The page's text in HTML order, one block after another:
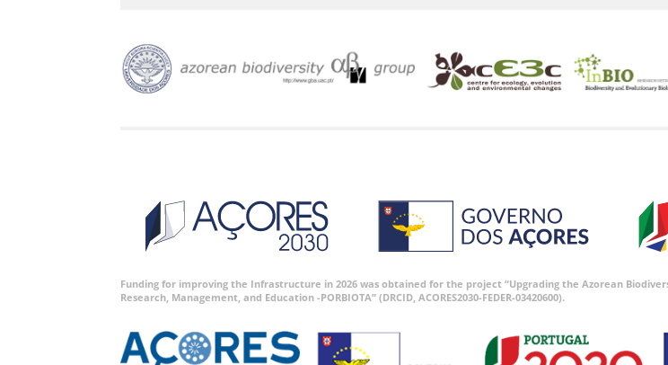
Funding for improving the Infrastructure in 2026 was obtained for the project “Upgrading the Azorean
Research, Management, and Education -PORBIOTA” (DRCID, ACORES2030-FEDER-03420600).